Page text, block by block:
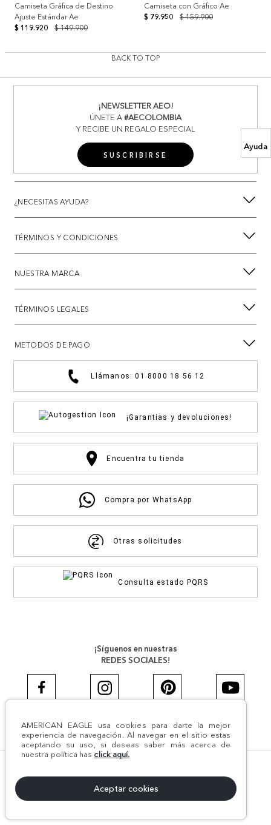
Ayuda
AMERICAN EAGLE usa cookies para darte la mejor
experiencia de navegación. Al navegar en el sitio estas
aceptando su uso, si deseas saber más acerca de
nuestra política has click aquí.
Aceptar cookies
Camiseta Gráfica de Destino
Ajuste Estándar Ae
$ 149.900
$ 119.920
Camiseta con Gráfico Ae
$ 159.900
$ 79.950
BACK TO TOP
¡NEWSLETTER AEO!
ÚNETE A#AECOLOMBIA
Y RECIBE UN REGALO ESPECIAL
SUSCRIBIRSE
¿NECESITAS AYUDA?
TÉRMINOS Y CONDICIONES
NUESTRA MARCA
TÉRMINOS LEGALES
METODOS DE PAGO
Llámanos: 01 8000 18 56 12
¡Garantias y devoluciones!
Encuentra tu tienda
Compra por WhatsApp
Otras solicitudes
Consulta estado PQRS
¡Síguenos en nuestras
REDES SOCIALES!
#AEJEANS #AerieREALCOL
NIT:800.069.933-6 | CII 14 #52A - 370 | Medellín, Colombia